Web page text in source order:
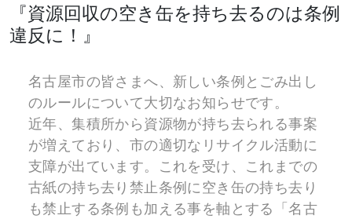
『資源回収の空き缶を持ち去るのは条例
違反に！』
名古屋市の皆さまへ、新しい条例とごみ出し
のルールについて大切なお知らせです。
近年、集積所から資源物が持ち去られる事案
が増えており、市の適切なリサイクル活動に
支障が出ています。これを受け、これまでの
古紙の持ち去り禁止条例に空き缶の持ち去り
も禁止する条例も加える事を軸とする「名古